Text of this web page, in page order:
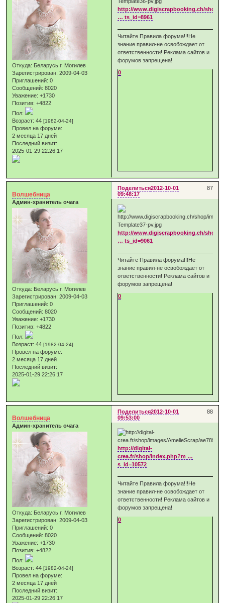
Откуда: Беларусь г. Могилев
Зарегистрирован: 2009-04-03
Приглашений: 0
Сообщений: 8020
Уважение: +1730
Позитив: +4822
Пол:
Возраст: 44[1982-04-24]
Провел на форуме:
2 месяца 17 дней
Последний визит:
2025-01-29 22:26:17
http://www.digiscrapbooking.ch/shop/
… ts_id=8961
Читайте Правила форума!!!Не
знание правил-не освобождает от
ответственности! Реклама сайтов и
форумов запрещена!
0
Поделиться 87
2012-10-01
09:48:17
Волшебница
Админ-хранитель очага
Откуда: Беларусь г. Могилев
Зарегистрирован: 2009-04-03
Приглашений: 0
Сообщений: 8020
Уважение: +1730
Позитив: +4822
Пол:
Возраст: 44[1982-04-24]
Провел на форуме:
2 месяца 17 дней
Последний визит:
2025-01-29 22:26:17
http://www.digiscrapbooking.ch/shop/
… ts_id=9061
Читайте Правила форума!!!Не
знание правил-не освобождает от
ответственности! Реклама сайтов и
форумов запрещена!
0
Поделиться 88
2012-10-01
09:53:00
Волшебница
Админ-хранитель очага
Откуда: Беларусь г. Могилев
Зарегистрирован: 2009-04-03
Приглашений: 0
Сообщений: 8020
Уважение: +1730
Позитив: +4822
Пол:
Возраст: 44[1982-04-24]
Провел на форуме:
2 месяца 17 дней
Последний визит:
2025-01-29 22:26:17
http://digital-
crea.fr/shop/index.php?m …
s_id=10572
Читайте Правила форума!!!Не
знание правил-не освобождает от
ответственности! Реклама сайтов и
форумов запрещена!
0